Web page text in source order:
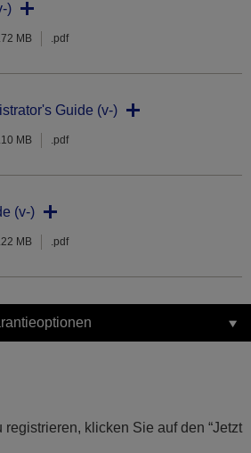
)
MB .pdf
Guide (v-)
MB .pdf
(v-)
MB .pdf
registrieren, klicken Sie auf den “Jetzt